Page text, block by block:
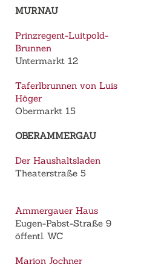
MURNAU
Prinzregent-Luitpold-
Brunnen
Untermarkt 12
Taferlbrunnen von Luis
Höger
Obermarkt 15
OBERAMMERGAU
Der Haushaltsladen
Theaterstraße 5
Ammergauer Haus
Eugen-Pabst-Straße 9
öffentl. WC
Marion Jochner